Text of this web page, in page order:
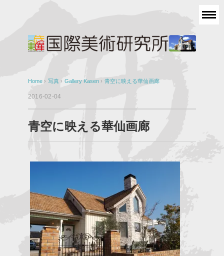
Home › 写真 › Gallery Kasen › 青空に映える華仙画廊
2016-02-04
青空に映える華仙画廊